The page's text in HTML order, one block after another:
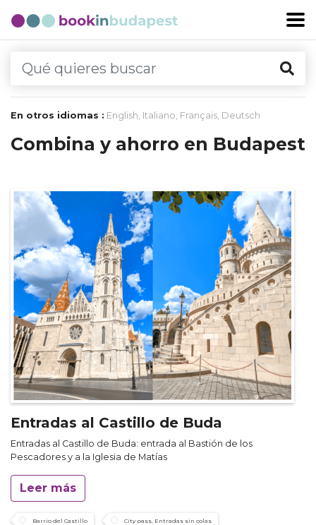
En otros idiomas : English, Italiano, Français, Deutsch
Combina y ahorro en Budapest
Entradas al Castillo de Buda
Entradas al Castillo de Buda: entrada al Bastión de los
Pescadores y a la Iglesia de Matías
Leer más
Barrio del Castillo City pass, Entradas sin colas